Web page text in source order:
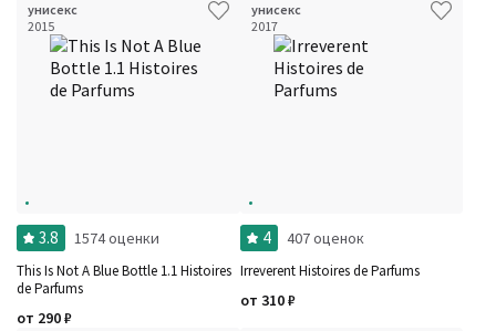
Ароматы за последние годы
Год производства
унисекс
2015
3.8 1574 оценки
This Is Not A Blue Bottle 1.1 Histoires
de Parfums
от 290₽
унисекс
2017
4 407 оценок
Irreverent Histoires de Parfums
от 310₽